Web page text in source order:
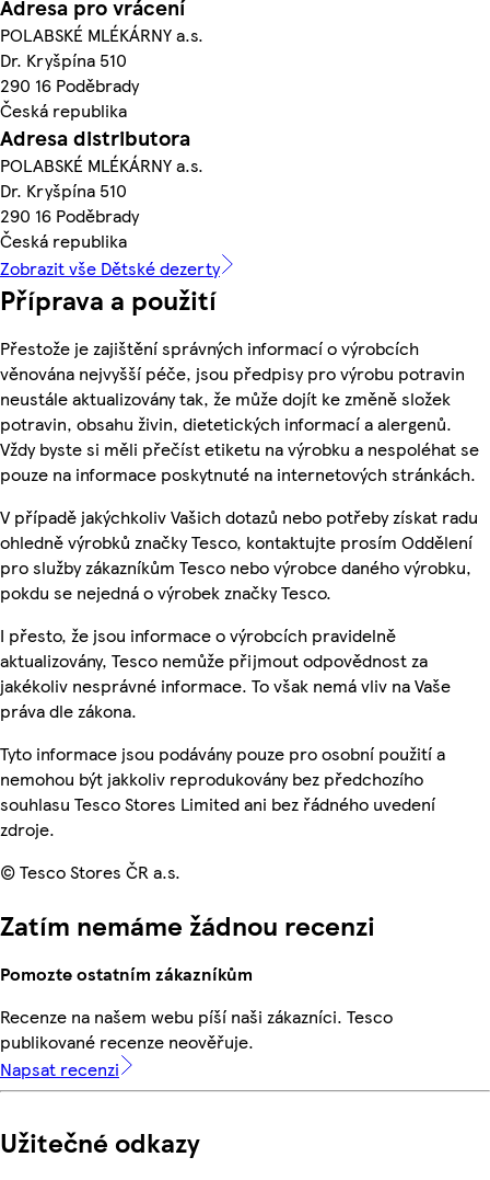
Adresa pro vrácení
POLABSKÉ MLÉKÁRNY a.s.
Dr. Kryšpína 510
290 16 Poděbrady
Česká republika
Adresa distributora
POLABSKÉ MLÉKÁRNY a.s.
Dr. Kryšpína 510
290 16 Poděbrady
Česká republika
Zobrazit vše Dětské dezerty
Příprava a použití
Přestože je zajištění správných informací o výrobcích
věnována nejvyšší péče, jsou předpisy pro výrobu potravin
neustále aktualizovány tak, že může dojít ke změně složek
potravin, obsahu živin, dietetických informací a alergenů.
Vždy byste si měli přečíst etiketu na výrobku a nespoléhat se
pouze na informace poskytnuté na internetových stránkách.
V případě jakýchkoliv Vašich dotazů nebo potřeby získat radu
ohledně výrobků značky Tesco, kontaktujte prosím Oddělení
pro služby zákazníkům Tesco nebo výrobce daného výrobku,
pokdu se nejedná o výrobek značky Tesco.
I přesto, že jsou informace o výrobcích pravidelně
aktualizovány, Tesco nemůže přijmout odpovědnost za
jakékoliv nesprávné informace. To však nemá vliv na Vaše
práva dle zákona.
Tyto informace jsou podávány pouze pro osobní použití a
nemohou být jakkoliv reprodukovány bez předchozího
souhlasu Tesco Stores Limited ani bez řádného uvedení
zdroje.
© Tesco Stores ČR a.s.
Zatím nemáme žádnou recenzi
Pomozte ostatním zákazníkům
Recenze na našem webu píší naši zákazníci. Tesco
publikované recenze neověřuje.
Napsat recenzi
Užitečné odkazy